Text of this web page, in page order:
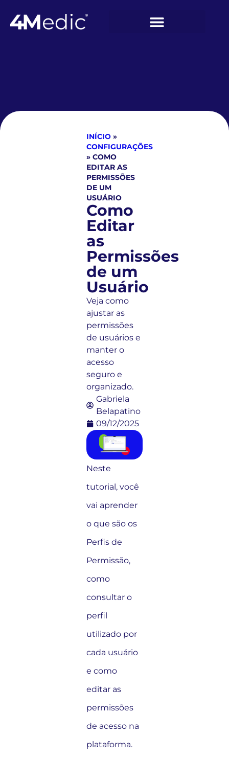
INÍCIO »
CONFIGURAÇÕES
»COMO
EDITAR AS
PERMISSÕES
DE UM
USUÁRIO
Como
Editar
as
Permissões
de um
Usuário
Veja como
ajustar as
permissões
de usuários e
manter o
acesso
seguro e
organizado.
Gabriela
Belapatino
09/12/2025
Neste
tutorial, você
vai aprender
o que são os
Perfis de
Permissão,
como
consultar o
perfil
utilizado por
cada usuário
e como
editar as
permissões
de acesso na
plataforma.